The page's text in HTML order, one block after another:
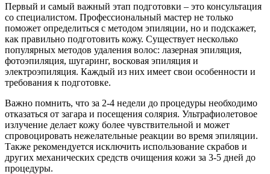
Первый и самый важный этап подготовки – это консультация
со специалистом. Профессиональный мастер не только
поможет определиться с методом эпиляции, но и подскажет,
как правильно подготовить кожу. Существует несколько
популярных методов удаления волос: лазерная эпиляция,
фотоэпиляция, шугаринг, восковая эпиляция и
электроэпиляция. Каждый из них имеет свои особенности и
требования к подготовке.
Важно помнить, что за 2-4 недели до процедуры необходимо
отказаться от загара и посещения солярия. Ультрафиолетовое
излучение делает кожу более чувствительной и может
спровоцировать нежелательные реакции во время эпиляции.
Также рекомендуется исключить использование скрабов и
других механических средств очищения кожи за 3-5 дней до
процедуры.